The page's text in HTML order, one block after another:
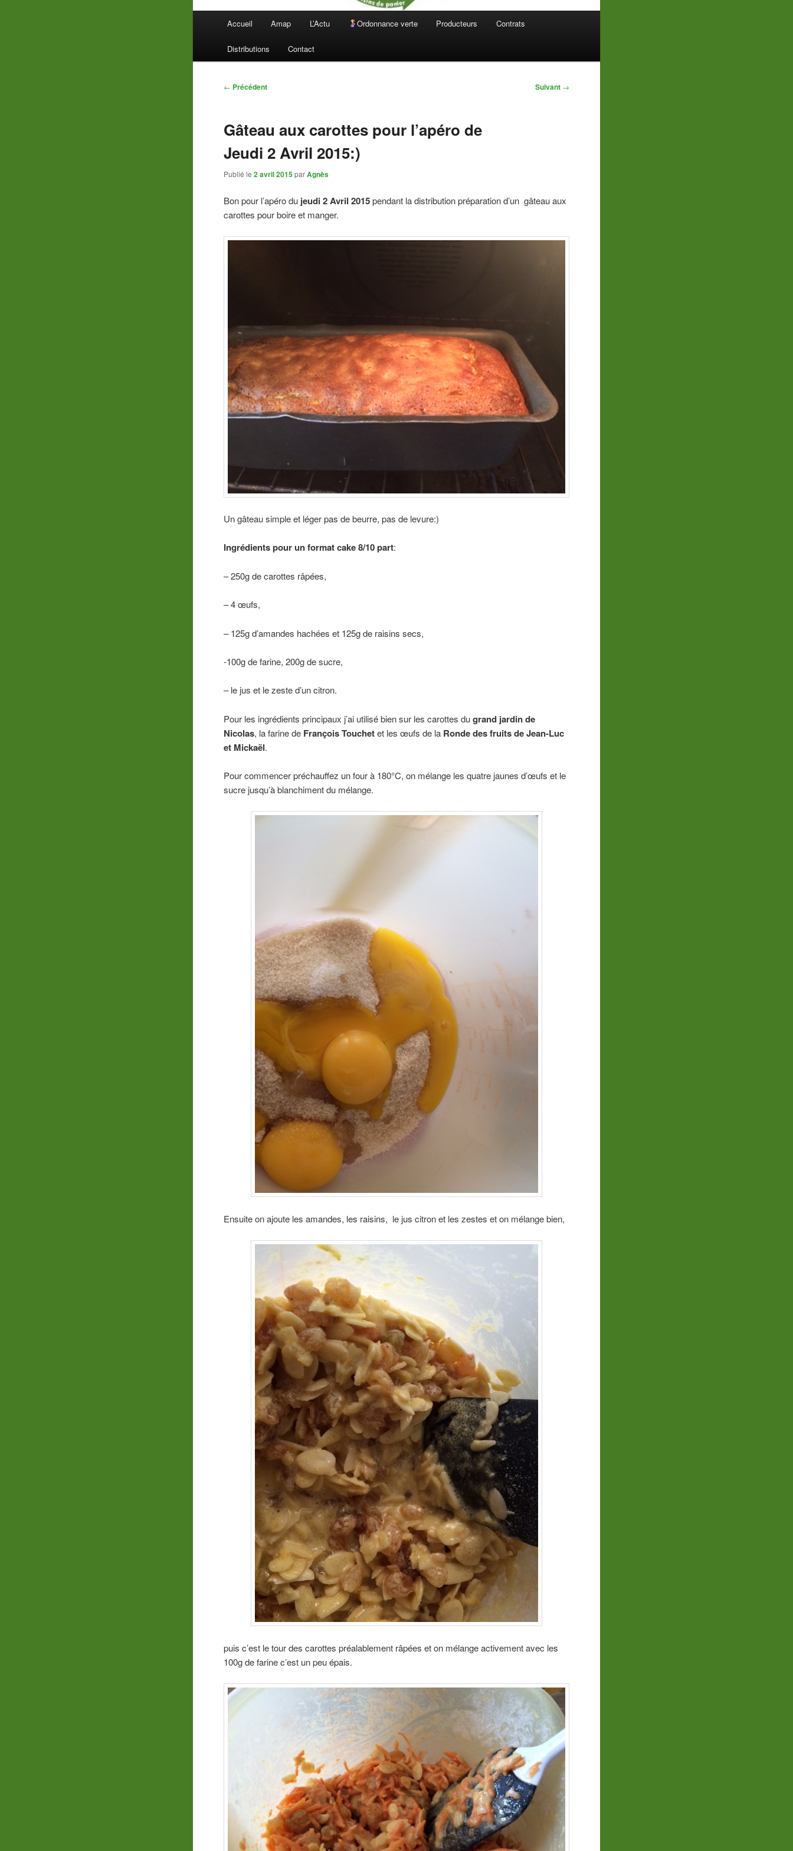
Accueil Amap L’Actu Ordonnance verte Producteurs Contrats
Distributions Contact
Navigation
← Précédent Suivant →
Gâteau aux carottes pour l’apéro de
Jeudi 2 Avril 2015:)
Publié le2 avril 2015 parAgnès
Bon pour l’apéro du jeudi 2 Avril 2015pendant la distribution préparation d’un gâteau aux
carottes pour boire et manger.
Un gâteau simple et léger pas de beurre, pas de levure:)
Ingrédients pour un format cake 8/10 part:
– 250g de carottes râpées,
– 4 œufs,
– 125g d’amandes hachées et 125g de raisins secs,
-100g de farine, 200g de sucre,
– le jus et le zeste d’un citron.
Pour les ingrédients principaux j’ai utilisé bien sur les carottes dugrand jardin de
Nicolas, la farine de François Touchetet les œufs de la Ronde des fruits de Jean-Luc
et Mickaël.
Pour commencer préchauffez un four à 180°C, on mélange les quatre jaunes d’œufs et le
sucre jusqu’à blanchiment du mélange.
Ensuite on ajoute les amandes, les raisins, le jus citron et les zestes et on mélange bien,
puis c’est le tour des carottes préalablement râpées et on mélange activement avec les
100g de farine c’est un peu épais.